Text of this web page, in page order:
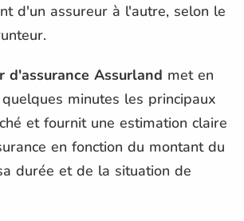
d'un assureur à l'autre, selon le
d'assurance Assurland met en
minutes les principaux
et fournit une estimation claire
en fonction du montant du
durée et de la situation de